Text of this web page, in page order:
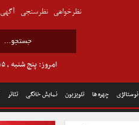
نوستالژی چهره ها تلویزیون نمایش خانگی تئاتر
امروز: پنج شنبه , ۱۵ مرداد ۱۴۰۵
نظرخواهی نظرسنجی آگهی